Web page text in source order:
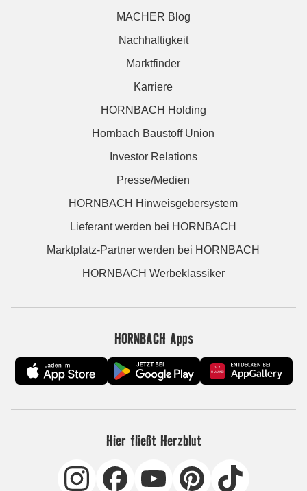
MACHER Blog
Nachhaltigkeit
Marktfinder
Karriere
HORNBACH Holding
Hornbach Baustoff Union
Investor Relations
Presse/Medien
HORNBACH Hinweisgebersystem
Lieferant werden bei HORNBACH
Marktplatz-Partner werden bei HORNBACH
HORNBACH Werbeklassiker
HORNBACH Apps
Hier fließt Herzblut